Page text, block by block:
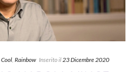
Cool, Rainbow Inserito il23 Dicembre 2020